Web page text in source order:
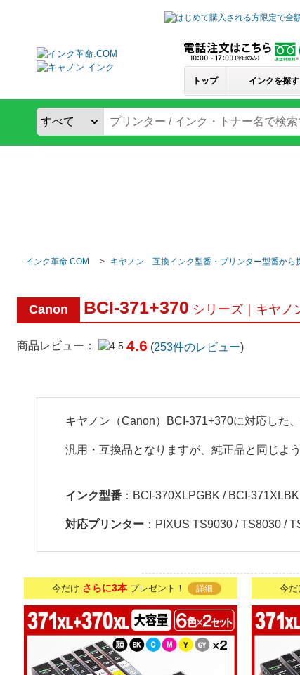
トップ インクを探す
インク革命.COM キヤノン 互換インク型番・プリンター型番から
Canon BCI-371+370 シリーズ｜キヤノ
商品レビュー： 4.6 (253件のレビュー)
キヤノン（Canon）BCI-371+370に対応した
汎用・互換品となりますが、純正品と同じよ
インク型番 ：BCI-370XLPGBK / BCI-
対応プリンター ：PIXUS TS9030 / TS8030 /
今だけ さらに3本プレゼント！ 詳細 今だ